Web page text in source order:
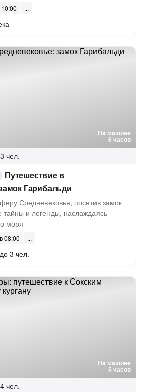
10:00
На машине
6 часов
чел.
Путешествие в
Гарибальди
Средневековья, посетив замок
тайны и легенды, наслаждаясь
моря
08:00
3 чел.
На машине
5 часов
чел.